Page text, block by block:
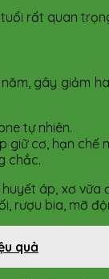
rất quan
gây giảm
tự nhiên.
giữ cơ, hạn chế
chắc.
áp, xơ
rượu bia, mỡ
quả